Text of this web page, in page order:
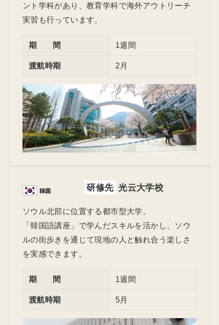
ント学科があり、教育学科で海外アウトリーチ
実習も行っています。
期 間 1週間
渡航時期 2月
研修先 光云大学校
ソウル北部に位置する都市型大学。
「韓国語講座」で学んだスキルを活かし、ソウ
ルの街歩きを通じて現地の人と触れ合う楽しさ
を実感できます。
期 間 1週間
渡航時期 5月